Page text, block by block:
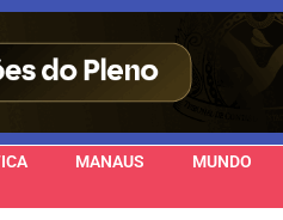
MANAUS MUNDO